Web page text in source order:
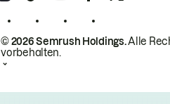
© 2026 Semrush Holdings.Alle
vorbehalten.